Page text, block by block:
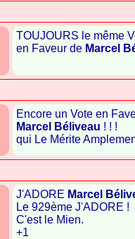
TOUJOURS le même
en Faveur de Marcel
Encore un Vote en
Marcel Béliveau ! ! !
qui Le Mérite
J'ADORE Marcel
Le 929ème J'ADORE !
C'est le Mien.
+1